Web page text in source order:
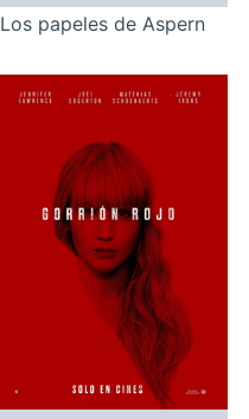
Los papeles de Aspern